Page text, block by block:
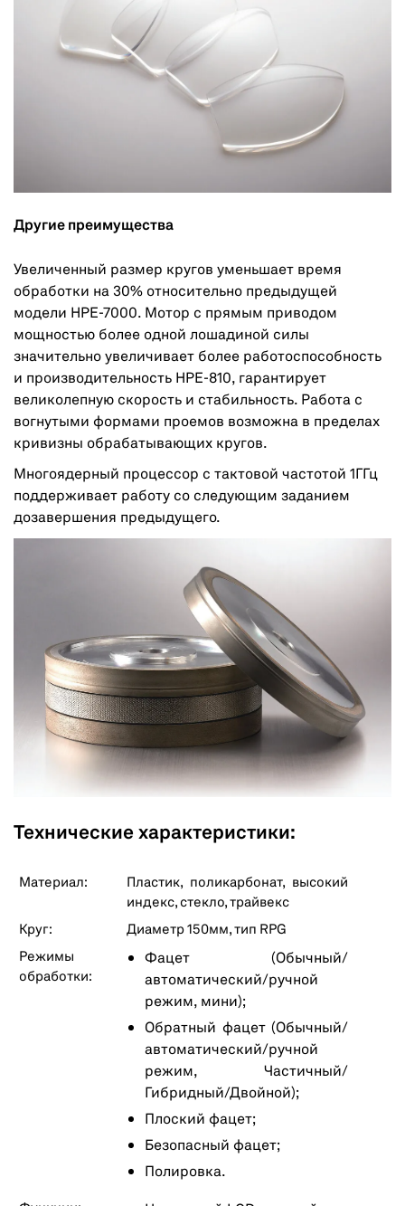
Другие преимущества
Увеличенный размер кругов уменьшает время
обработки на 30% относительно предыдущей
модели HPE-7000. Мотор с прямым приводом
мощностью более одной лошадиной силы
значительно увеличивает более работоспособность
и производительность HPE-810, гарантирует
великолепную скорость и стабильность. Работа с
вогнутыми формами проемов возможна в пределах
кривизны обрабатывающих кругов.
Многоядерный процессор с тактовой частотой 1ГГц
поддерживает работу со следующим заданием
дозавершения предыдущего.
Технические характеристики:
Материал:
Пластик, поликарбонат, высокий
индекс, стекло, трайвекс
Круг:
Диаметр 150мм, тип RPG
Режимы
обработки:
Фацет (Обычный/
автоматический/ручной
режим, мини);
Обратный фацет (Обычный/
автоматический/ручной
режим, Частичный/
Гибридный/Двойной);
Плоский фацет;
Безопасный фацет;
Полировка.